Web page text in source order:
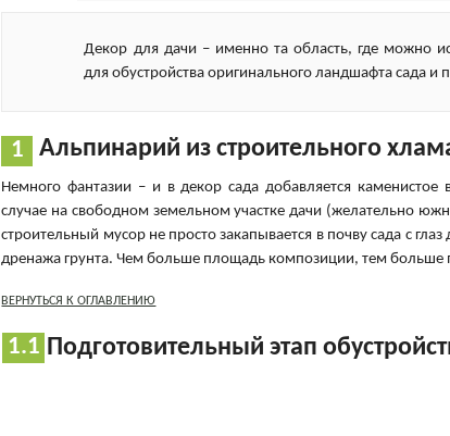
Декор для дачи – именно та область, где можно
для обустройства оригинального ландшафта сада
Альпинарий из строительного
Немного фантазии – и в декор сада добавляется
случае на свободном земельном участке дачи (желательно
строительный мусор не просто закапывается в почву сада с
дренажа грунта. Чем больше площадь композиции, тем больше
ВЕРНУТЬСЯ К ОГЛАВЛЕНИЮ
Подготовительный этап